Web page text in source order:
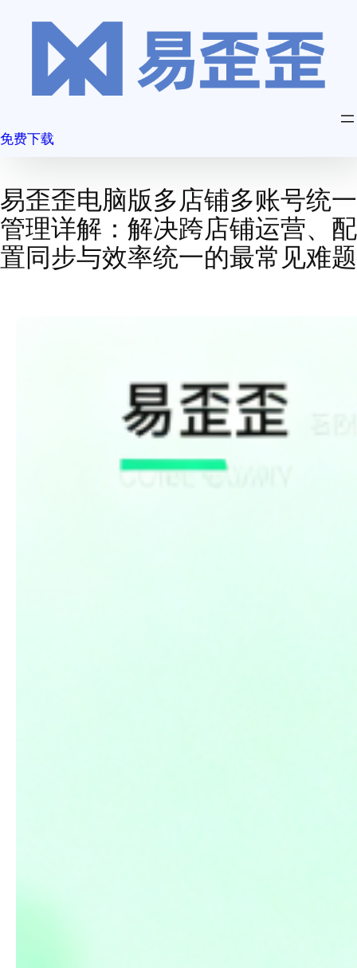
免费下载
易歪歪电脑版多店铺多账号统一
管理详解：解决跨店铺运营、配
置同步与效率统一的最常见难题